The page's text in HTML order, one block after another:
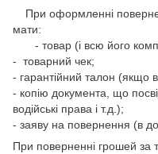
При оформленні
мати:
- товар (і всю його
- товарний чек;
- гарантійний талон (якщо
- копію документа, що
водійські права і т.д.);
- заяву на повернення (в
При поверненні грошей за